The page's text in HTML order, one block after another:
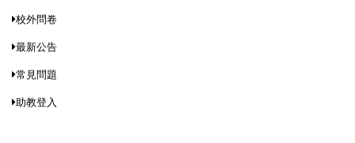
校外問卷
最新公告
常見問題
助教登入